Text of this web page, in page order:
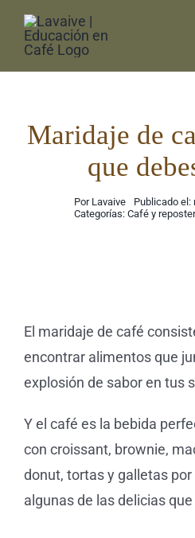
Saltar
Maridaje de
que
Por Lavaive
Publicado el:
Categorías: Café y
El maridaje de café
encontrar alimentos que
explosión de sabor en tus
Y el café es la bebida
con croissant, brownie,
donut, tortas y galletas
algunas de las delicias